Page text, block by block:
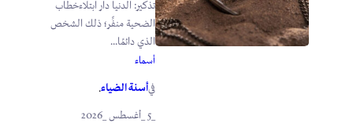
تذكير: الدنيا دار ابتلاءخطاب
الضحية منفِّر؛ ذلك الشخص
الذي دائمًا...
أسماء
فيأسنة الضياء.
_5 _أغسطس _2026